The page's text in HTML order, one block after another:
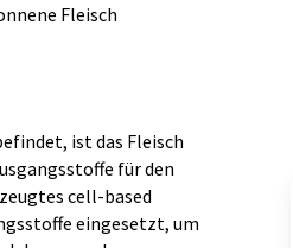
Fleisch
ist das Fleisch
für den
cell-based
eingesetzt, um